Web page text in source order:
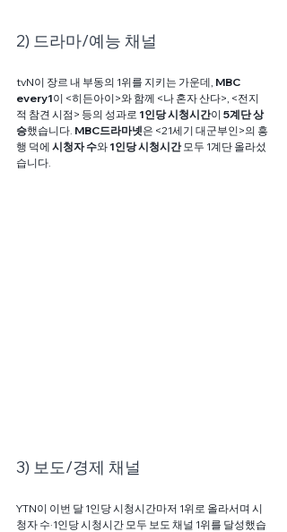
2) 드라마/예능 채널
tvN이 장르 내 부동의 1위를 지키는 가운데, MBC
every1이 <히든아이>와 함께 <나 혼자 산다>, <전지
적 참견 시점> 등의 성과로 1인당 시청시간이 5계단 상
승했습니다. MBC드라마넷은 <21세기 대군부인>의 흥
행 덕에 시청자 수와 1인당 시청시간 모두 1계단 올라섰
습니다.
3) 보도/경제 채널
YTN이 이번 달 1인당 시청시간마저 1위로 올라서며 시
청자 수·1인당 시청시간 모두 보도 채널 1위를 달성했습